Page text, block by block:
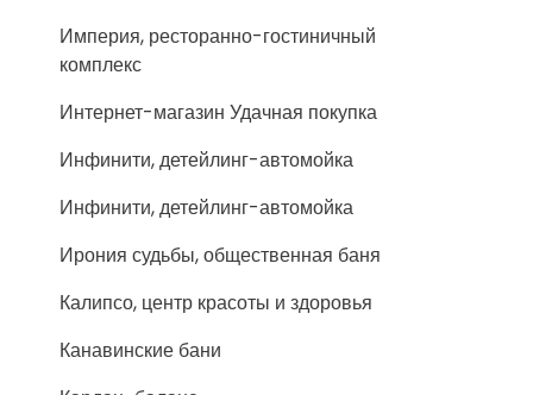
Империя, ресторанно-гостиничный
комплекс
Интернет-магазин Удачная покупка
Инфинити, детейлинг-автомойка
Инфинити, детейлинг-автомойка
Ирония судьбы, общественная баня
Калипсо, центр красоты и здоровья
Канавинские бани